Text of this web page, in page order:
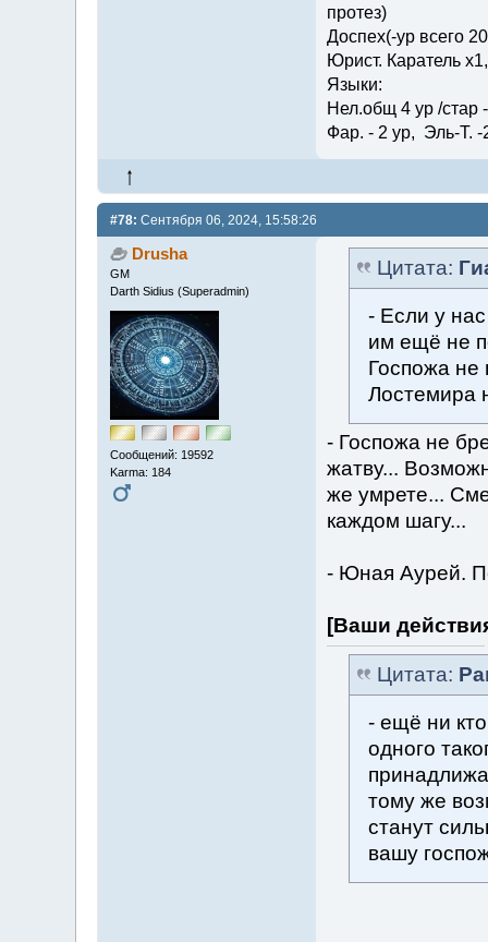
протез)
Доспех(-ур всего
Юрист. Каратель
Языки:
Нел.общ 4 ур /стар
Фар. - 2 ур, Эль-Т. -
#78: Сентября 06, 2024, 15:58:26
Drusha
GM
Darth Sidius (Superadmin)
Сообщений: 19592
Karma: 184
Цитата:
- Если у нас
им ещё не
Госпожа не
Лостемира
- Госпожа не
жатву...
же умрете...
каждом шагу...
- Юная Аурей.
[Ваши
Цитата:
- ещё ни
одного
тому же
станут
вашу